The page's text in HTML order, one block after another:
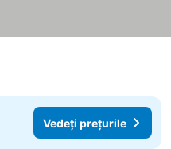
Vedeți prețurile